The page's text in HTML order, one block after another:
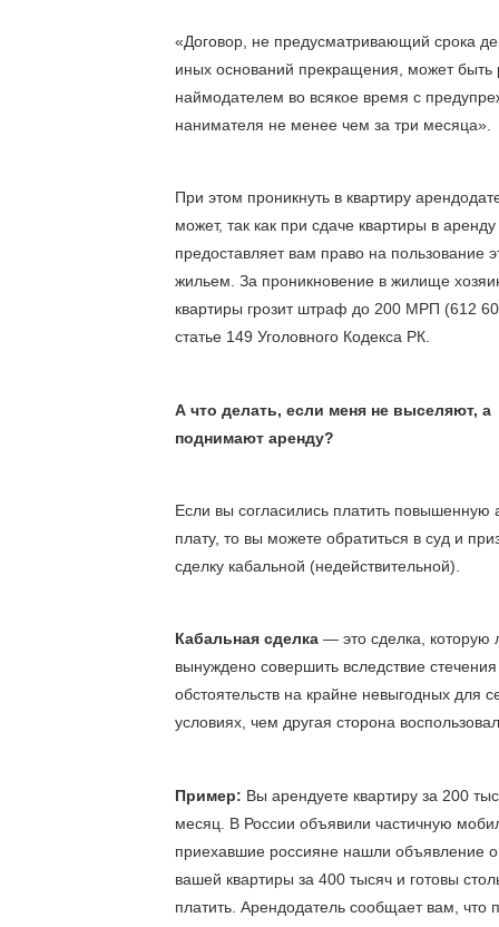
«Договор, не предусматривающий срока
иных оснований прекращения, может быть
наймодателем во всякое время с
нанимателя не менее чем за три месяца».
При этом проникнуть в квартиру
может, так как при сдаче квартиры в
предоставляет вам право на пользование
жильем. За проникновение в жилище
квартиры грозит штраф до 200 МРП (612
статье 149 Уголовного Кодекса РК.
А что делать, если меня не выселяют, а
поднимают аренду?
Если вы согласились платить повышенную
плату, то вы можете обратиться в суд и
сделку кабальной (недействительной).
Кабальная сделка — это сделка, которую
вынуждено совершить вследствие
обстоятельств на крайне невыгодных для
условиях, чем другая сторона
Пример: Вы арендуете квартиру за 200
месяц. В России объявили частичную
приехавшие россияне нашли объявление о
вашей квартиры за 400 тысяч и готовы
платить. Арендодатель сообщает вам, что